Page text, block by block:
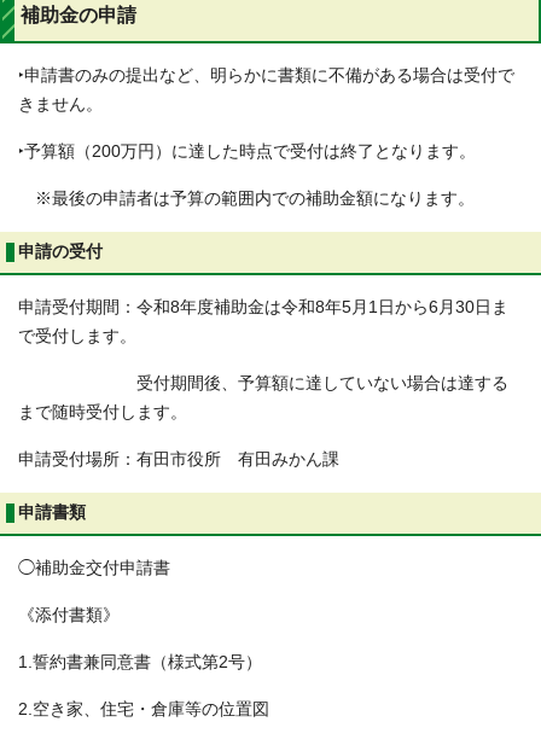
補助金の申請
‣申請書のみの提出など、明らかに書類に不備がある場合は受付で
きません。
‣予算額（200万円）に達した時点で受付は終了となります。
※最後の申請者は予算の範囲内での補助金額になります。
申請の受付
申請受付期間：令和8年度補助金は令和8年5月1日から6月30日ま
で受付します。
受付期間後、予算額に達していない場合は達する
まで随時受付します。
申請受付場所：有田市役所 有田みかん課
申請書類
◯補助金交付申請書
《添付書類》
1.誓約書兼同意書（様式第2号）
2.空き家、住宅・倉庫等の位置図